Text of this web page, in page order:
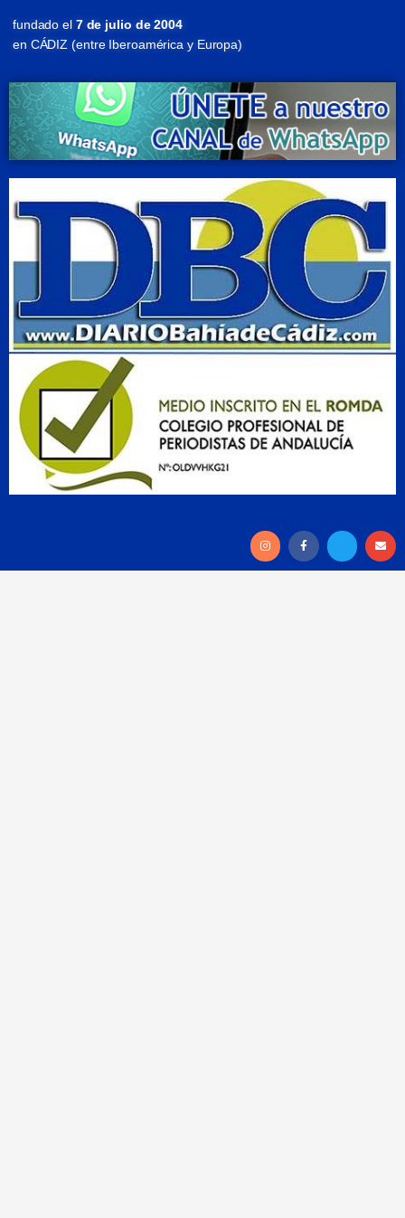
fundado el7 de julio de 2004
en CÁDIZ (entre Iberoamérica y Europa)